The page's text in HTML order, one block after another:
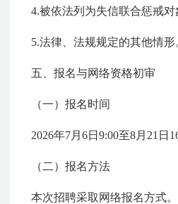
4.被依法列为失信联合惩戒对
5.法律、法规规定的其他情形
五、报名与网络资格初审
（一）报名时间
2026年7月6日9:00至8月21日
（二）报名方法
本次招聘采取网络报名方式